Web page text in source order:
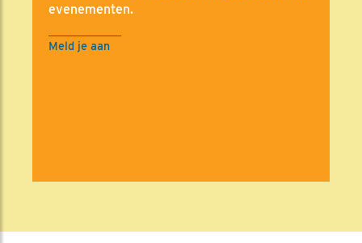
evenementen.
Meld je aan